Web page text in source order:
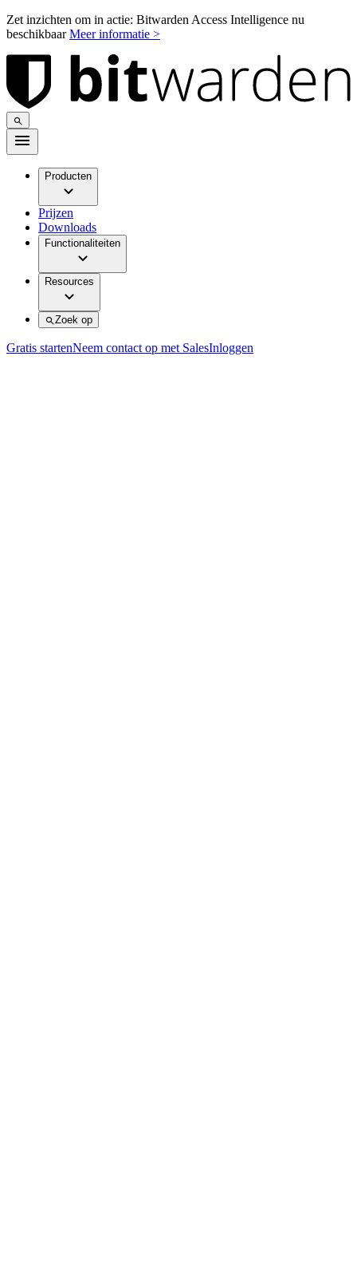
Zet inzichten om in actie: Bitwarden Access Intelligence nu
beschikbaarMeer informatie >
Producten
Prijzen
Downloads
Functionaliteiten
Resources
Zoek op
Gratis startenNeem contact op met SalesInloggen